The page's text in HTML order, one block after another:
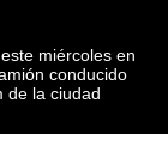
miércoles en
conducido
de la ciudad